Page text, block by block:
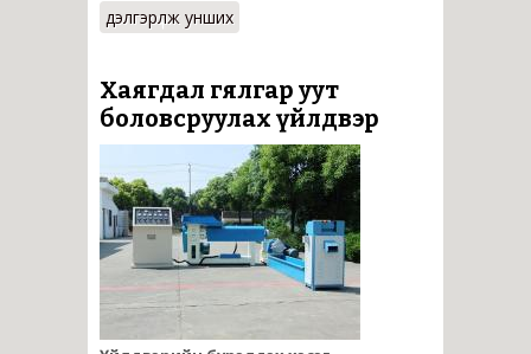
дэлгэрүүлж унших
Хаягдал гялгар уут
боловсруулах үйлдвэр